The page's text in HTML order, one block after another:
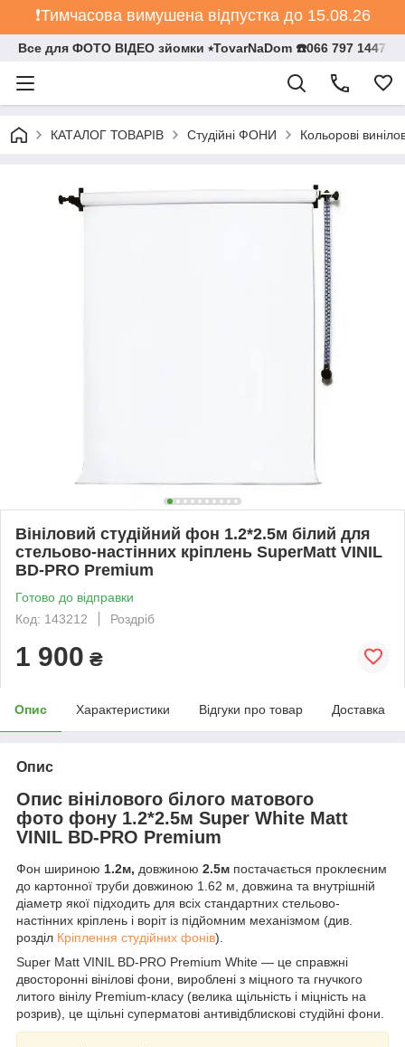
❗️Тимчасова вимушена відпустка до 15.08.26
Все для ФОТО ВІДЕО зйомки ⭒TovarNaDom ☎️066 797 1447
КАТАЛОГ ТОВАРІВ Студійні ФОНИ Кольорові
Вініловий студійний фон 1.2*2.5м білий для
стельово-настінних кріплень SuperMatt VINIL
BD-PRO Premium
Готово до відправки
Код: 143212
Роздріб
1 900 ₴
Опис Характеристики Відгуки про товар Доставка
Опис
Опис вінілового білого матового
фото фону 1.2*2.5м Super White Matt
VINIL BD-PRO Premium
Фон шириною 1.2м, довжиною 2.5м постачається проклеєним
до картонної труби довжиною 1.62 м, довжина та внутрішній
діаметр якої підходить для всіх стандартних стельово-
настінних кріплень і воріт із підйомним механізмом (див.
розділ Кріплення студійних фонів).
Super Matt VINIL BD-PRO Premium White — це справжні
двосторонні вінілові фони, вироблені з міцного та гнучкого
литого вінілу Premium-класу (велика щільність і міцність на
розрив), це щільні суперматові антивідблискові студійні фони.